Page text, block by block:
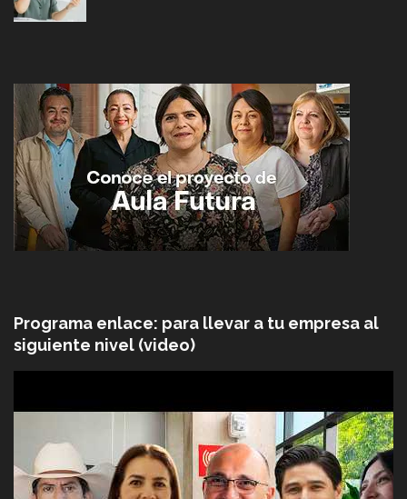
Programa enlace: para llevar a tu empresa al
siguiente nivel (video)